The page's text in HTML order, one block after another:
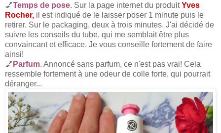
💅Temps de pose. Sur la page internet du produitYves
Rocher, il est indiqué de le laisser poser 1 minute puis le
retirer. Sur le packaging, deux à trois minutes. J'ai décidé de
suivre les conseils du tube, qui me semblait être plus
convaincant et efficace. Je vous conseille fortement de faire
ainsi!
💅 Parfum. Annoncé sans parfum, ce n'est pas vrai! Cela
ressemble fortement à une odeur de colle forte, qui pourrait
déranger...